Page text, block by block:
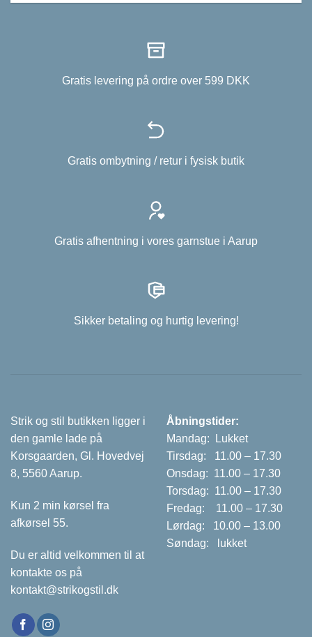
Gratis levering på ordre over 599 DKK
Gratis ombytning / retur i fysisk butik
Gratis afhentning i vores garnstue i Aarup
Sikker betaling og hurtig levering!
Strik og stil butikken ligger i
den gamle lade på
Korsgaarden, Gl. Hovedvej
8, 5560 Aarup.
Kun 2 min kørsel fra
afkørsel 55.
Du er altid velkommen til at
kontakte os på
kontakt@strikogstil.dk
Åbningstider:
Mandag: Lukket
Tirsdag: 11.00 – 17.30
Onsdag: 11.00 – 17.30
Torsdag: 11.00 – 17.30
Fredag: 11.00 – 17.30
Lørdag: 10.00 – 13.00
Søndag: lukket